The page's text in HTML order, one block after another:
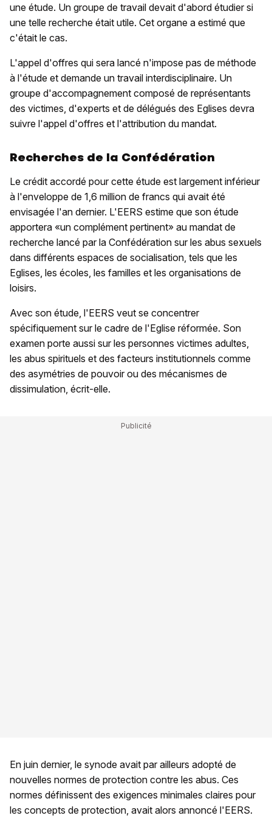
une étude. Un groupe de travail devait d'abord étudier si
une telle recherche était utile. Cet organe a estimé que
c'était le cas.
L'appel d'offres qui sera lancé n'impose pas de méthode
à l'étude et demande un travail interdisciplinaire. Un
groupe d'accompagnement composé de représentants
des victimes, d'experts et de délégués des Eglises devra
suivre l'appel d'offres et l'attribution du mandat.
Recherches de la Confédération
Le crédit accordé pour cette étude est largement inférieur
à l'enveloppe de 1,6 million de francs qui avait été
envisagée l'an dernier. L'EERS estime que son étude
apportera «un complément pertinent» au mandat de
recherche lancé par la Confédération sur les abus sexuels
dans différents espaces de socialisation, tels que les
Eglises, les écoles, les familles et les organisations de
loisirs.
Avec son étude, l'EERS veut se concentrer
spécifiquement sur le cadre de l'Eglise réformée. Son
examen porte aussi sur les personnes victimes adultes,
les abus spirituels et des facteurs institutionnels comme
des asymétries de pouvoir ou des mécanismes de
dissimulation, écrit-elle.
En juin dernier, le synode avait par ailleurs adopté de
nouvelles normes de protection contre les abus. Ces
normes définissent des exigences minimales claires pour
les concepts de protection, avait alors annoncé l'EERS.